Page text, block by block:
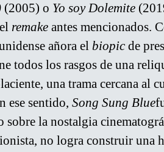
(2005) o Yo soy Dolemite
remake antes mencionados.
añora el biopic de
todos los rasgos de una
una trama cercana al
ese sentido, Song Sung Blue
sobre la nostalgia
no logra construir una